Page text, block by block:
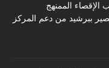
الإقصاء الممنهج
ببرشيد من دعم المركز